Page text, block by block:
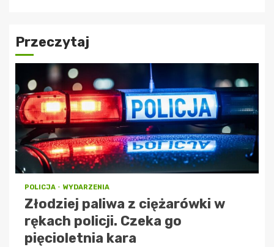
Przeczytaj
POLICJA WYDARZENIA
Złodziej paliwa z ciężarówki w
rękach policji. Czeka go
pięcioletnia kara